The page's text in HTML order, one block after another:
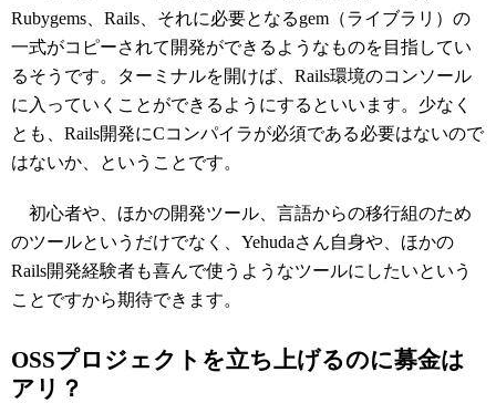
Rubygems、Rails、それに必要となるgem（ライブラリ）の
一式がコピーされて開発ができるようなものを目指してい
るそうです。ターミナルを開けば、Rails環境のコンソール
に入っていくことができるようにするといいます。少なく
とも、Rails開発にCコンパイラが必須である必要はないので
はないか、ということです。
初心者や、ほかの開発ツール、言語からの移行組のため
のツールというだけでなく、Yehudaさん自身や、ほかの
Rails開発経験者も喜んで使うようなツールにしたいという
ことですから期待できます。
OSSプロジェクトを立ち上げるのに募金は
アリ？